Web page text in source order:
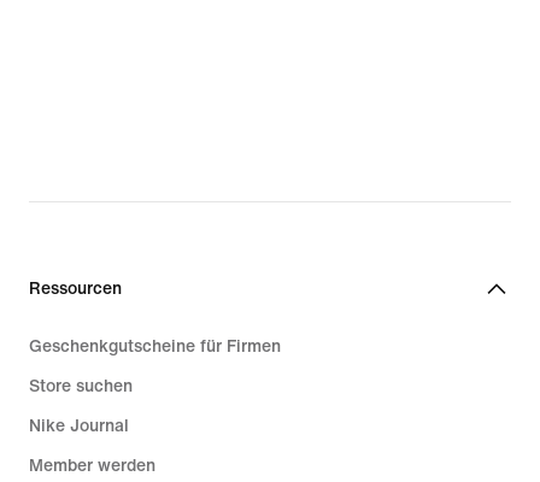
Ressourcen
Geschenkgutscheine für Firmen
Store suchen
Nike Journal
Member werden